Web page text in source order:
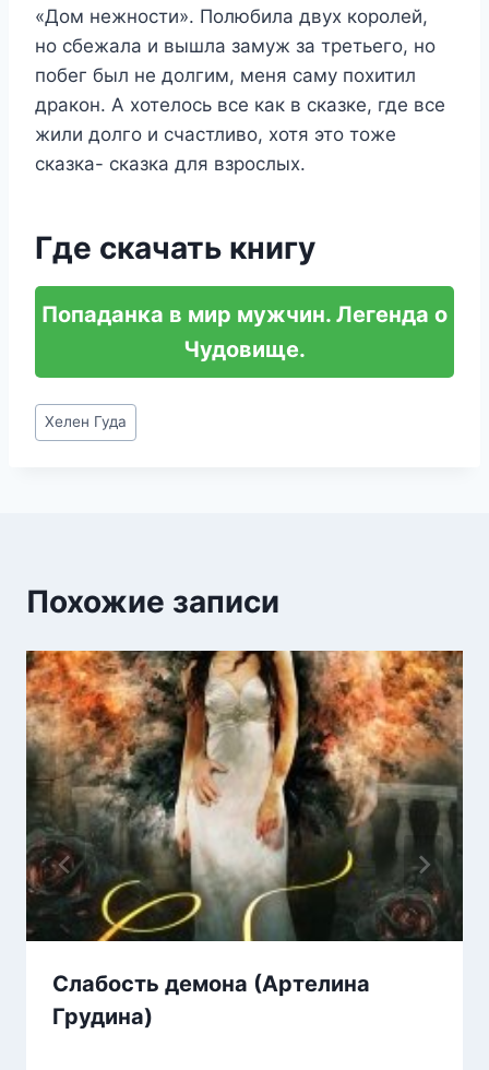
«Дом нежности». Полюбила двух королей,
но сбежала и вышла замуж за третьего, но
побег был не долгим, меня саму похитил
дракон. А хотелось все как в сказке, где все
жили долго и счастливо, хотя это тоже
сказка- сказка для взрослых.
Где скачать книгу
Попаданка в мир мужчин. Легенда о
Чудовище.
Метки
записи:
Хелен Гуда
Похожие записи
Слабость демона (Артелина
Грудина)